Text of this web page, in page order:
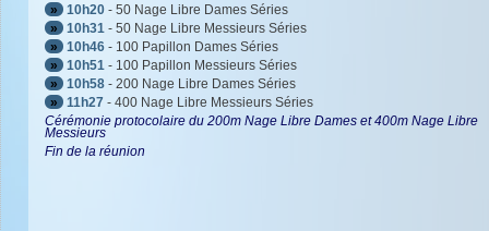
»
10h20 - 50 Nage Libre Dames Séries
»
10h31 - 50 Nage Libre Messieurs Séries
»
10h46 - 100 Papillon Dames Séries
»
10h51 - 100 Papillon Messieurs Séries
»
10h58 - 200 Nage Libre Dames Séries
»
11h27 - 400 Nage Libre Messieurs Séries
Cérémonie protocolaire du 200m Nage Libre Dames et 400m Nage Libre
Messieurs
Fin de la réunion